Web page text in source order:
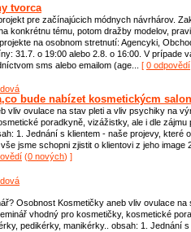
tvorca
pre začínajúcich módnych návrhárov.
konkrétnu tému, potom dražby modelov,
na osobnom stretnutí: Agencyki,
31.7. o 19:00 alebo 2.8. o 16:00. V prípade
sms alebo emailom (age... [ 0 odpovědí
bude nabízet kosmetickýcm
vliv ovulace na stav pleti a vliv psychiky na
poradkyně, vizážistky, ale i dle zájmu
1. Jednání s klientem - naše projevy, které
jsme schopni zjistit o klientovi z jeho image
(0 nových) ]
Osobnost Kosmetičky aneb vliv ovulace
vhodný pro kosmetičky, kosmetické
pedikérky, manikérky.. obsah: 1. Jednání